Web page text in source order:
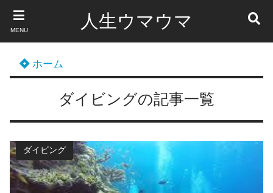
MENU 人生ウマウマ
ホーム
ダイビングの記事一覧
ダイビング